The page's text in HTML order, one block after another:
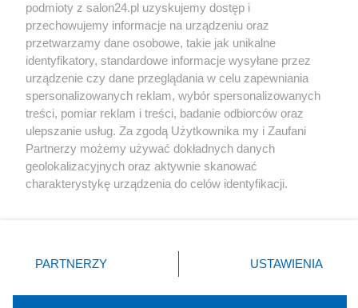
Społeczeństwo
Kultura
X Facebook Instagram Youtube
podmioty z salon24.pl uzyskujemy dostęp i
przechowujemy informacje na urządzeniu oraz
przetwarzamy dane osobowe, takie jak unikalne
identyfikatory, standardowe informacje wysyłane przez
urządzenie czy dane przeglądania w celu zapewniania
spersonalizowanych reklam, wybór spersonalizowanych
treści, pomiar reklam i treści, badanie odbiorców oraz
ulepszanie usług. Za zgodą Użytkownika my i Zaufani
Partnerzy możemy używać dokładnych danych
geolokalizacyjnych oraz aktywnie skanować
charakterystykę urządzenia do celów identyfikacji.
zmienić/wycofać klikając przycisk ustawień prywatności
znajdujący się w lewym dolnym rogu strony
rodzaje przetwarzania danych nie wymagają zgody
PARTNERZY USTAWIENIA